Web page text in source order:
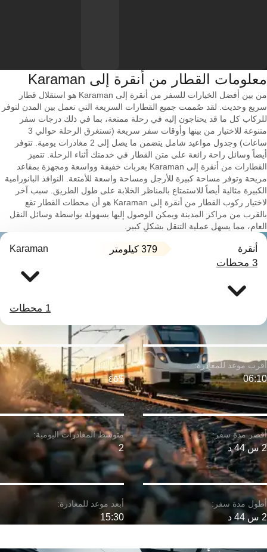
معلومات القطار من ‎أنقرة إلى ‎Karaman
من بين أفضل الخيارات للسفر من أنقرة إلى Karaman هو استقلال قطار
سريع وحديث. لقد صُممت جميع القطارات السريعة التي تعمل بين المدن لتوفر
للركاب كل ما قد يحتاجون إليه في رحلة ممتعة، بما في ذلك درجات سفر
متنوعة للاختيار من بينها وأوقات سفر سريعة (تستغرق الرحلة حوالي 3
ساعات) وجدول مواعيد شامل يتضمن ما يصل إلى 2 مغادرات يومية. تتوفر
أيضاً وسائل راحة رائعة على متن القطار في خدمتك أثناء الرحلة. تتميز
القطارات من أنقرة إلى Karaman بعربات خفيفة وواسعة ومجهزة بمقاعد
مريحة وتوفر مساحة كبيرة للأرجل ومساحة واسعة للأمتعة. النوافذ البانورامية
الكبيرة مثالية أيضاً للاستمتاع بالمناظر الخلابة على طول الطريق. سبب آخر
لاختيار ركوب القطار من أنقرة إلى Karaman هو أن محطات القطار تقع
بالقرب من مراكز المدينة ويمكن الوصول إليها بسهولة بواسطة وسائل النقل
العام، مما يسهل عملية التنقل بشكلٍ كبير.
أنقرة 379 كيلومتر Karaman
3 محطات
1 محطات
2 س 44 د
06:10
2 س 44 د
$٤٥
2
15:30